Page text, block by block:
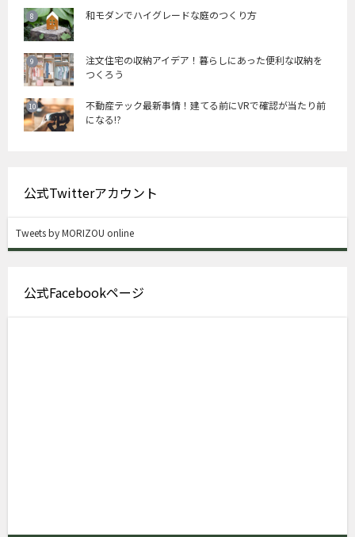
和モダンでハイグレードな庭のつくり方
注文住宅の収納アイデア！暮らしにあった便利な収納を
つくろう
不動産テック最新事情！建てる前にVRで確認が当たり前
になる!?
公式Twitterアカウント
Tweets by MORIZOU online
公式Facebookページ